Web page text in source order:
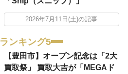
2026年7月11日(土)の記事
ランキング5
【豊田市】オープン記念は「2大
買取祭」 買取大吉が「MEGAド